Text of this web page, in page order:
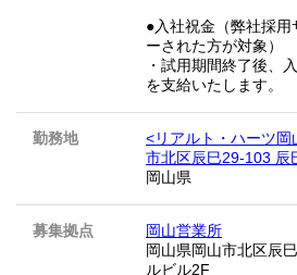
●入社祝金（弊社採用
ーされた方が対象）
・試用期間終了後、
を支給いたします。
勤務地
<リアルト・ハーツ
市北区辰巳29-103 辰
岡山県
募集拠点
岡山営業所
岡山県岡山市北区辰
ルビル2F